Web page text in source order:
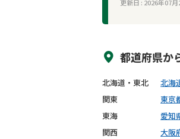
更新日 : 2026年07月
都道府県か
北海道・東北 北海
関東
東京
東海
愛知
関西
大阪